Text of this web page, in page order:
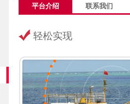
平台介绍 联系我们
轻松实现